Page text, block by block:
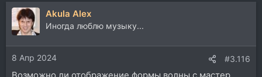
Akula Alex
Иногда люблю музыку...
8 Апр 2024 #3.116